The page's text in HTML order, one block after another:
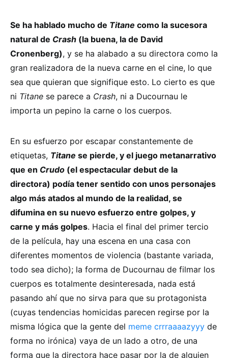
Se ha hablado mucho de Titane como la sucesora
natural de Crash (la buena, la de David
Cronenberg), y se ha alabado a su directora como la
gran realizadora de la nueva carne en el cine, lo que
sea que quieran que signifique esto. Lo cierto es que
ni Titane se parece a Crash, ni a Ducournau le
importa un pepino la carne o los cuerpos.
En su esfuerzo por escapar constantemente de
etiquetas, Titane se pierde, y el juego metanarrativo
que en Crudo (el espectacular debut de la
directora) podía tener sentido con unos personajes
algo más atados al mundo de la realidad, se
difumina en su nuevo esfuerzo entre golpes, y
carne y más golpes. Hacia el final del primer tercio
de la película, hay una escena en una casa con
diferentes momentos de violencia (bastante variada,
todo sea dicho); la forma de Ducournau de filmar los
cuerpos es totalmente desinteresada, nada está
pasando ahí que no sirva para que su protagonista
(cuyas tendencias homicidas parecen regirse por la
misma lógica que la gente del meme crrraaaazyyy de
forma no irónica) vaya de un lado a otro, de una
forma que la directora hace pasar por la de alguien